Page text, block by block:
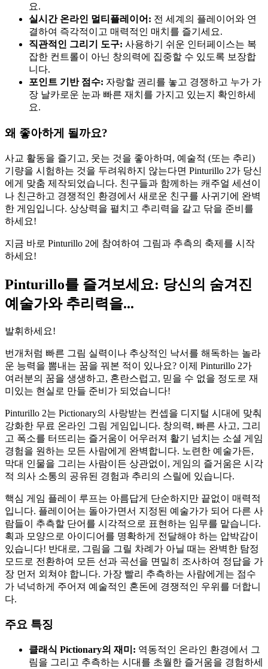
요.
실시간 온라인 멀티플레이어: 전 세계의 플레이어와 연
결하여 즉각적이고 매력적인 매치를 즐기세요.
직관적인 그리기 도구: 사용하기 쉬운 인터페이스는 복
잡한 컨트롤이 아닌 창의력에 집중할 수 있도록 보장합
니다.
포인트 기반 점수: 자랑할 권리를 놓고 경쟁하고 누가 가
장 날카로운 눈과 빠른 재치를 가지고 있는지 확인하세
요.
왜 좋아하게 될까요?
사교 활동을 즐기고, 웃는 것을 좋아하며, 예술적 (또는 추리)
기량을 시험하는 것을 두려워하지 않는다면 Pinturillo 2가 당신
에게 맞춤 제작되었습니다. 친구들과 함께하는 캐주얼 세션이
나 친근하고 경쟁적인 환경에서 새로운 친구를 사귀기에 완벽
한 게임입니다. 상상력을 펼치고 추리력을 갈고 닦을 준비를
하세요!
지금 바로 Pinturillo 2에 참여하여 그림과 추측의 축제를 시작
하세요!
Pinturillo를 즐겨보세요: 당신의 숨겨진
예술가와 추리력을...
발휘하세요!
번개처럼 빠른 그림 실력이나 추상적인 낙서를 해독하는 놀라
운 능력을 뽐내는 꿈을 꿔본 적이 있나요? 이제 Pinturillo 2가
여러분의 꿈을 생생하고, 혼란스럽고, 믿을 수 없을 정도로 재
미있는 현실로 만들 준비가 되었습니다!
Pinturillo 2는 Pictionary의 사랑받는 컨셉을 디지털 시대에 맞춰
강화한 무료 온라인 그림 게임입니다. 창의력, 빠른 사고, 그리
고 폭소를 터뜨리는 즐거움이 어우러져 활기 넘치는 소셜 게임
경험을 원하는 모든 사람에게 완벽합니다. 노련한 예술가든,
막대 인물을 그리는 사람이든 상관없이, 게임의 즐거움은 시각
적 의사 소통의 공유된 경험과 추리의 스릴에 있습니다.
핵심 게임 플레이 루프는 아름답게 단순하지만 끝없이 매력적
입니다. 플레이어는 돌아가면서 지정된 예술가가 되어 다른 사
람들이 추측할 단어를 시각적으로 표현하는 임무를 맡습니다.
획과 모양으로 아이디어를 명확하게 전달해야 하는 압박감이
있습니다! 반대로, 그림을 그릴 차례가 아닐 때는 완벽한 탐정
모드로 전환하여 모든 선과 곡선을 면밀히 조사하여 정답을 가
장 먼저 외쳐야 합니다. 가장 빨리 추측하는 사람에게는 점수
가 넉넉하게 주어져 예술적인 혼돈에 경쟁적인 우위를 더합니
다.
주요 특징
클래식 Pictionary의 재미: 역동적인 온라인 환경에서 그
림을 그리고 추측하는 시대를 초월한 즐거움을 경험하세